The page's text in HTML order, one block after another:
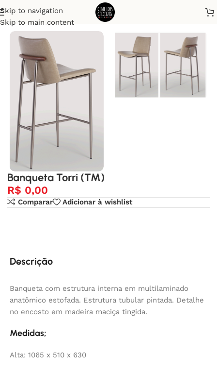
Skip to navigation
Skip to main content
Início Banquetas
Banqueta Torri (TM)
R$ 0,00
Comparar Adicionar à wishlist
Descrição
Banqueta com estrutura interna em multilaminado
anatômico estofada. Estrutura tubular pintada. Detalhe
no encosto em madeira maciça tingida.
Medidas;
Alta: 1065 x 510 x 630